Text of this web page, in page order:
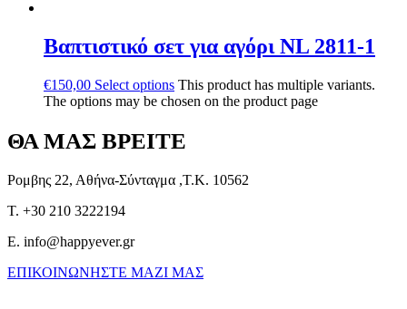
Βαπτιστικό σετ για αγόρι NL 2811-1
€150,00 Select options This product has multiple variants.
The options may be chosen on the product page
ΘΑ ΜΑΣ ΒΡΕΙΤΕ
Ρομβης 22, Αθήνα-Σύνταγμα ,Τ.Κ. 10562
T. +30 210 3222194
E. info@happyever.gr
ΕΠΙΚΟΙΝΩΝΗΣΤΕ ΜΑΖΙ ΜΑΣ